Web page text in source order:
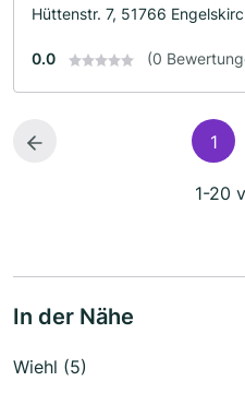
Hüttenstr. 7, 51766
0.0 (0
1
1-20
In der Nähe
Wiehl (5)